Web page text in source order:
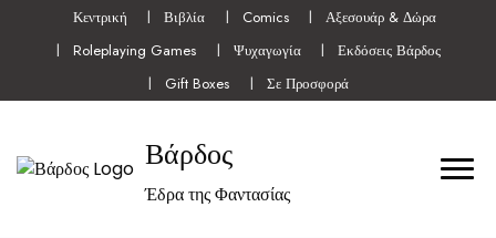
Κεντρική Βιβλία Comics
Αξεσουάρ & Δώρα
Roleplaying Games
Ψυχαγωγία
Εκδόσεις Βάρδος
Gift Boxes
Σε Προσφορά
Βάρδος
Έδρα της Φαντασίας